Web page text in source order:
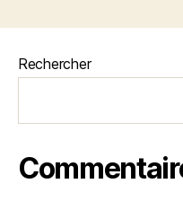
publications
Rechercher